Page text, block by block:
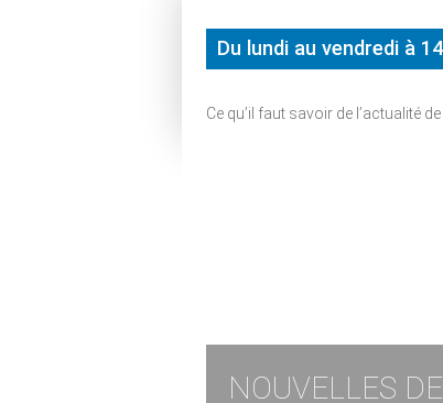
Du lundi au vendredi à
NOUVELLES
Ce qu’il faut savoir de l’actualité